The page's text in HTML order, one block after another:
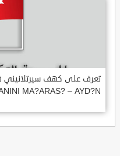
تعرف على كهف سيرتلانيني
MA?ARAS? – AYD?N